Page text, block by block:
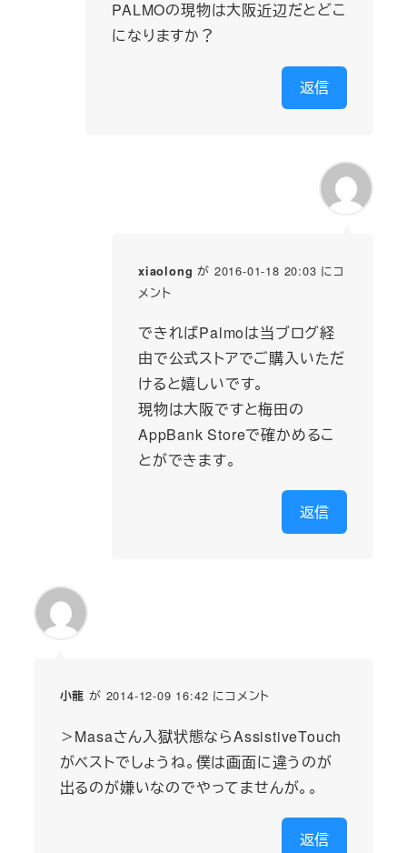
PALMOの現物は大阪近辺だとどこ
になりますか？
返信
xiaolong が 2016-01-18 20:03 にコ
メント
できればPalmoは当ブログ経
由で公式ストアでご購入いただ
けると嬉しいです。
現物は大阪ですと梅田の
AppBank Storeで確かめるこ
とができます。
返信
小龍 が 2014-12-09 16:42 にコメント
＞Masaさん入獄状態ならAssistiveTouch
がベストでしょうね。僕は画面に違うのが
出るのが嫌いなのでやってませんが。。
返信